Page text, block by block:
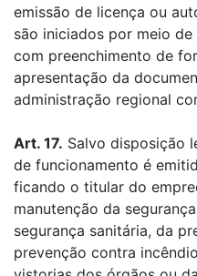
emissão de licença ou
são iniciados por meio
com preenchimento de
apresentação da
administração regional
Art. 17. Salvo disposição
de funcionamento é
ficando o titular do
manutenção da
segurança sanitária, da
prevenção contra